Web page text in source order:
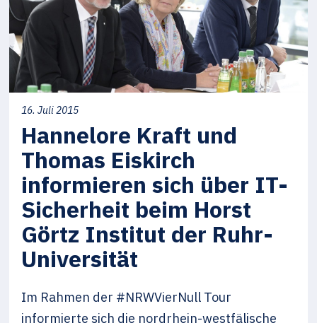
16. Juli 2015
Hannelore Kraft und
Thomas Eiskirch
informieren sich über IT-
Sicherheit beim Horst
Görtz Institut der Ruhr-
Universität
Im Rahmen der #NRWVierNull Tour
informierte sich die nordrhein-westfälische